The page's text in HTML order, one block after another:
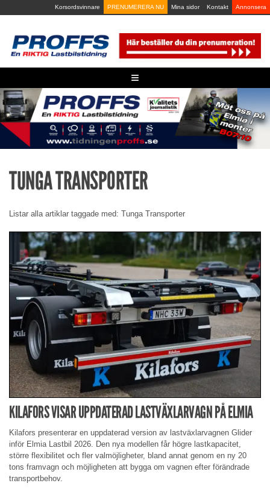
to
Korsordsvinnare PRENUMERERA NU Mina sidor Kontakt Annonsera
≡
TUNGA TRANSPORTER
Listar alla artiklar taggade med: Tunga Transporter
KILAFORS VISAR UPPDATERAD LASTVÄXLARVAGN PÅ ELMIA
Kilafors presenterar en uppdaterad version av lastväxlarvagnen Glider
inför Elmia Lastbil 2026. Den nya modellen får högre lastkapacitet,
större flexibilitet och fler valmöjligheter, bland annat genom en ny 20
tons framvagn och möjligheten att bygga om vagnen efter förändrade
transportbehov.